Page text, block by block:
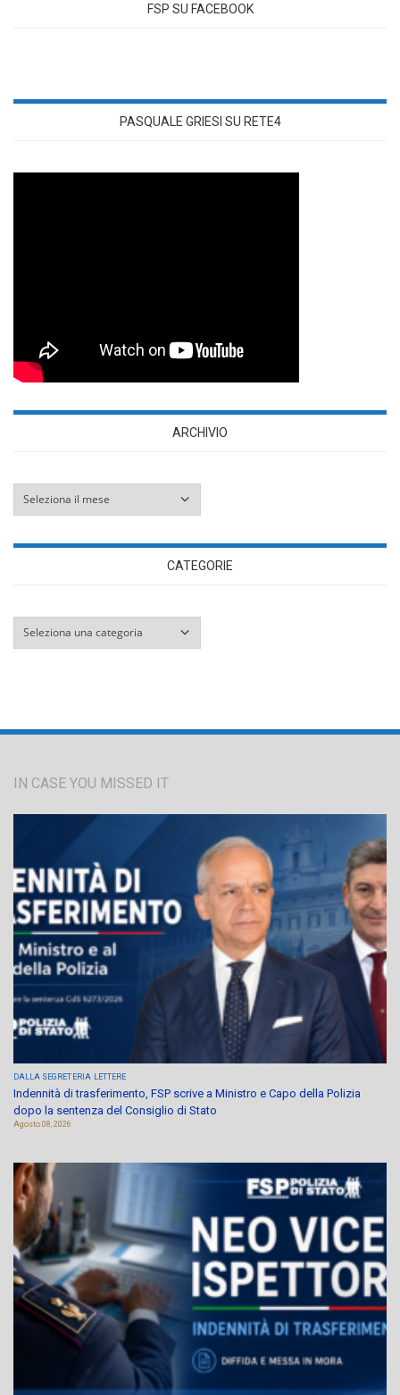
FSP SU FACEBOOK
PASQUALE GRIESI SU RETE4
ARCHIVIO
CATEGORIE
IN CASE YOU MISSED IT
DALLA SEGRETERIA LETTERE
Indennità di trasferimento, FSP scrive a Ministro e Capo della Polizia
dopo la sentenza del Consiglio di Stato
Agosto 08, 2026